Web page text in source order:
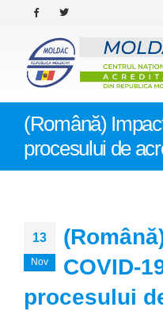
(Română)
procesului de
13
Nov
COVID-
procesului